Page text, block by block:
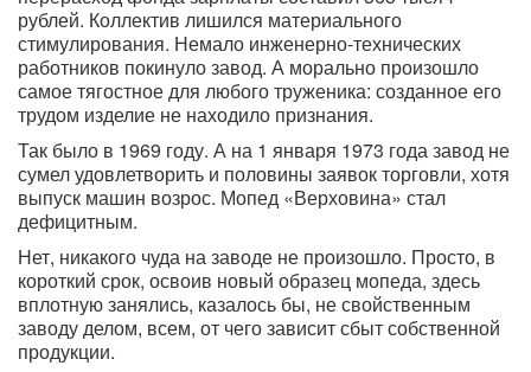
рублей. Коллектив лишился материального
стимулирования. Немало инженерно-технических
работников покинуло завод. А морально произошло
самое тягостное для любого труженика: созданное его
трудом изделие не находило признания.
Так было в 1969 году. А на 1 января 1973 года завод не
сумел удовлетворить и половины заявок торговли, хотя
выпуск машин возрос. Мопед «Верховина» стал
дефицитным.
Нет, никакого чуда на заводе не произошло. Просто, в
короткий срок, освоив новый образец мопеда, здесь
вплотную занялись, казалось бы, не свойственным
заводу делом, всем, от чего зависит сбыт собственной
продукции.